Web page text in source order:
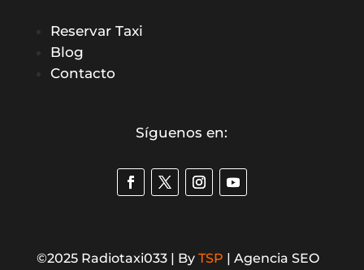
Reservar Taxi
Blog
Contacto
Síguenos en:
©2025 Radiotaxi033 | By TSP | Agencia SEO